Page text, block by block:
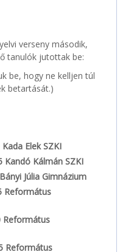
verseny második,
tanulók jutottak be:
be, hogy ne kelljen túl
betartását.)
Elek SZKI
Kálmán SZKI
Júlia Gimnázium